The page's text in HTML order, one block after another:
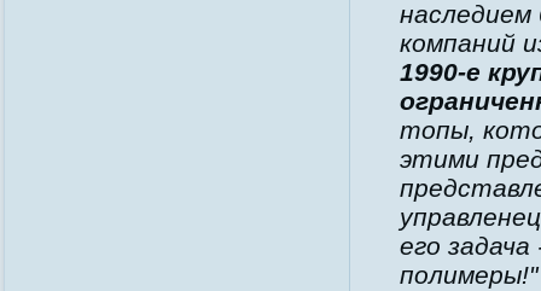
наследием
компаний
1990-е
топы,
этими
его